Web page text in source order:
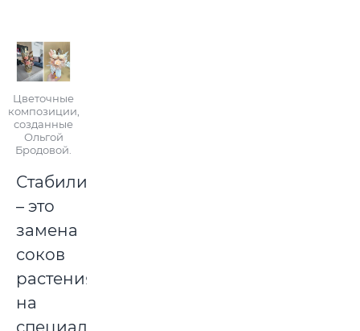
Цветочные
композиции,
созданные
Ольгой
Бродовой.
Стабилизация
– это
замена
соков
растения
на